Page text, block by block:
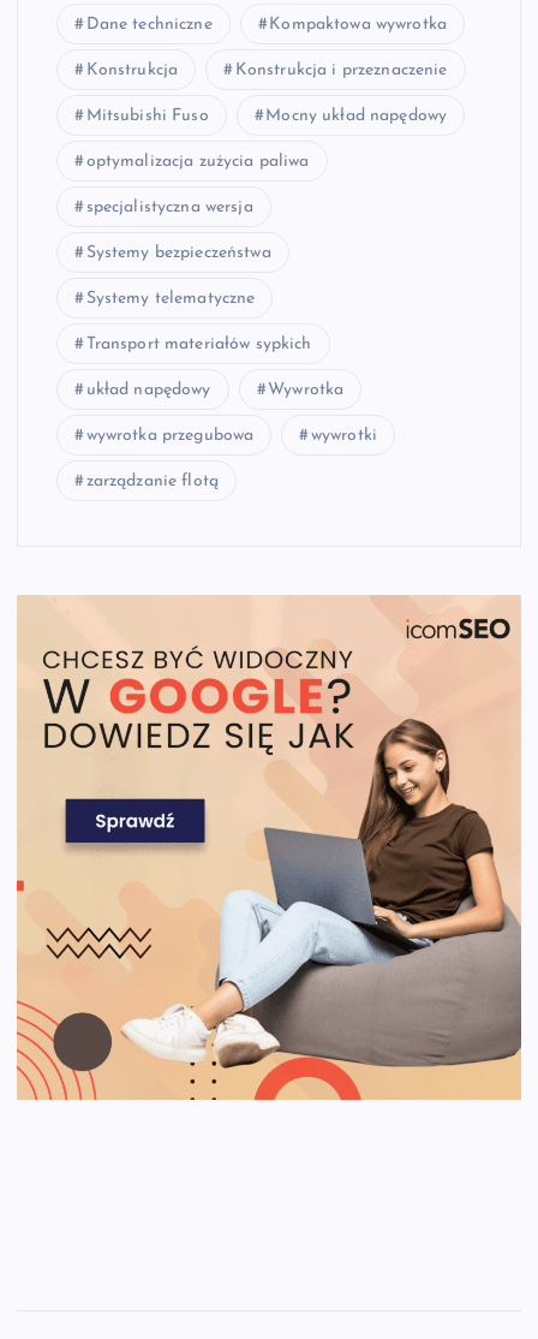
Dane techniczne Kompaktowa wywrotka
Konstrukcja Konstrukcja i przeznaczenie
Mitsubishi Fuso Mocny układ napędowy
optymalizacja zużycia paliwa
specjalistyczna wersja
Systemy bezpieczeństwa
Systemy telematyczne
Transport materiałów sypkich
układ napędowy Wywrotka
wywrotka przegubowa wywrotki
zarządzanie flotą